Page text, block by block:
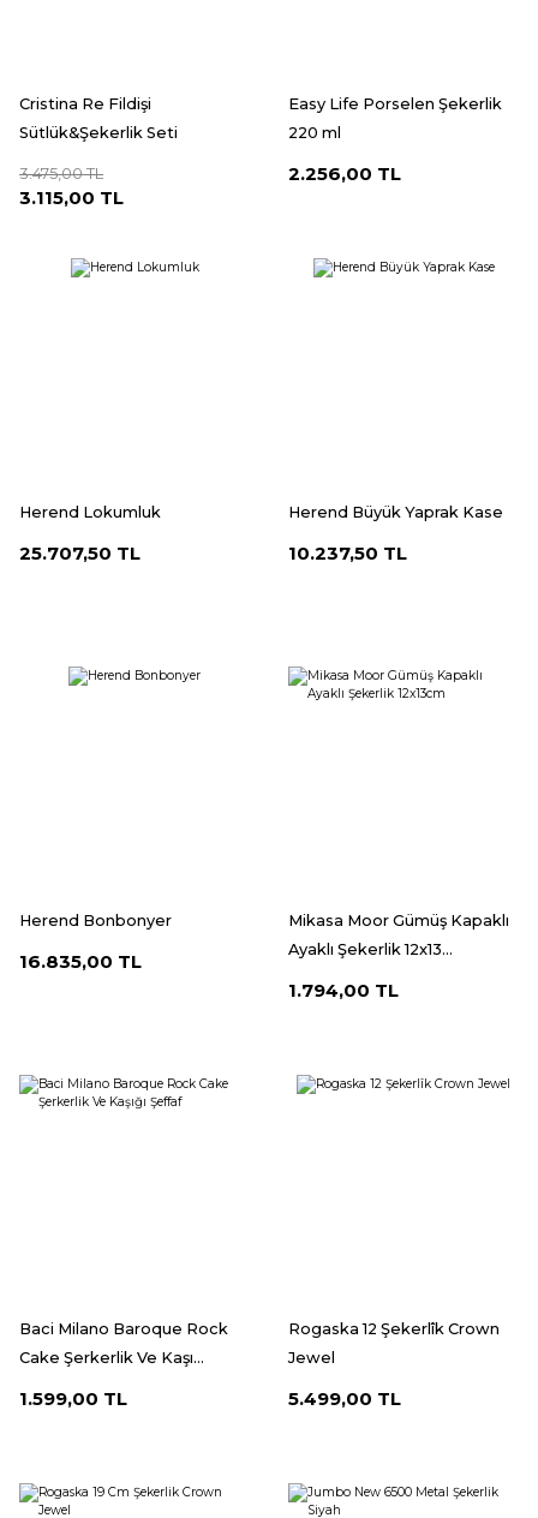
Cristina Re Fildişi
Sütlük&Şekerlik Seti
3.475,00 TL
3.115,00 TL
Easy Life Porselen Şekerlik
220 ml
2.256,00 TL
Herend Lokumluk
25.707,50 TL
Herend Büyük Yaprak Kase
10.237,50 TL
Herend Bonbonyer
16.835,00 TL
Mikasa Moor Gümüş Kapaklı
Ayaklı Şekerlik 12x13...
1.794,00 TL
Baci Milano Baroque Rock
Cake Şerkerlik Ve Kaşı...
1.599,00 TL
Rogaska 12 Şekerlîk Crown
Jewel
5.499,00 TL